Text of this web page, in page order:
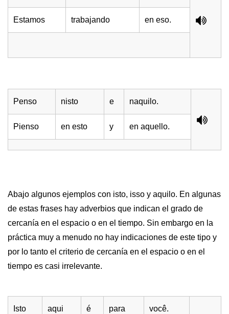
Estamos trabajando en eso.
Penso nisto e naquilo.
Pienso en esto y en aquello.
Abajo algunos ejemplos con isto, isso y aquilo. En algunas
de estas frases hay adverbios que indican el grado de
cercanía en el espacio o en el tiempo. Sin embargo en la
práctica muy a menudo no hay indicaciones de este tipo y
por lo tanto el criterio de cercanía en el espacio o en el
tiempo es casi irrelevante.
Isto aqui é para você.